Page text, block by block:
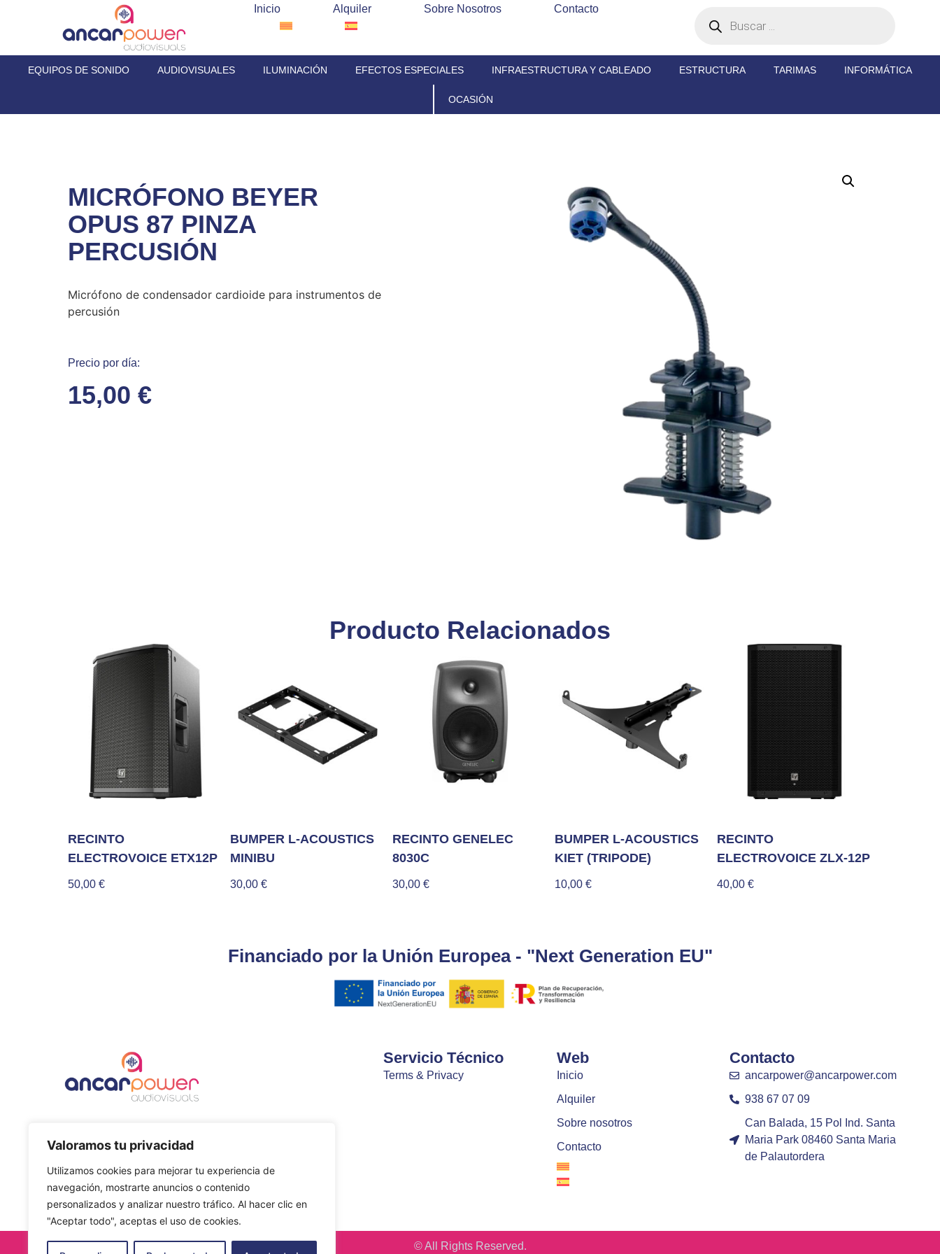
Valoramos tu privacidad
Utilizamos cookies para mejorar tu experiencia de
navegación, mostrarte anuncios o contenido
personalizados y analizar nuestro tráfico. Al hacer clic en
"Aceptar todo", aceptas el uso de cookies.
Inicio Alquiler Sobre Nosotros Contacto
EQUIPOS DE SONIDO AUDIOVISUALES ILUMINACIÓN EFECTOS ESPECIALES INFRAESTRUCTURA Y CABLEADO ESTRUCTURA TARIMAS INFORMÁTICA
OCASIÓN
MICRÓFONO BEYER
OPUS 87 PINZA
PERCUSIÓN
Micrófono de condensador cardioide para instrumentos de
percusión
Precio por día:
15,00 €
Producto Relacionados
RECINTO
ELECTROVOICE ETX12P
50,00 €
BUMPER L-ACOUSTICS
MINIBU
30,00 €
RECINTO GENELEC
8030C
30,00 €
BUMPER L-ACOUSTICS
KIET (TRIPODE)
10,00 €
RECINTO
ELECTROVOICE ZLX-12P
40,00 €
Financiado por la Unión Europea - "Next Generation EU"
Alquiler de equipos profesionales de sonido,
iluminación y video.
Servicio Técnico
Terms & Privacy
Web
Inicio
Alquiler
Sobre nosotros
Contacto
Contacto
ancarpower@ancarpower.com
938 67 07 09
Can Balada, 15 Pol Ind. Santa
Maria Park 08460 Santa Maria
de Palautordera
© All Rights Reserved.